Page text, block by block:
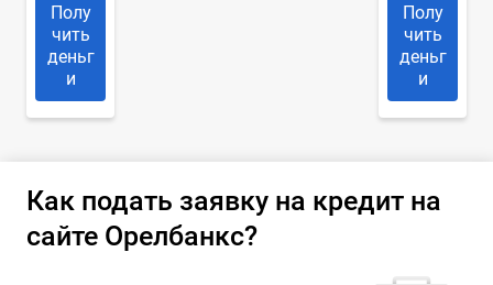
Полу
чить
деньг
и
Полу
чить
деньг
и
Как подать заявку на кредит на
сайте Орелбанкс?